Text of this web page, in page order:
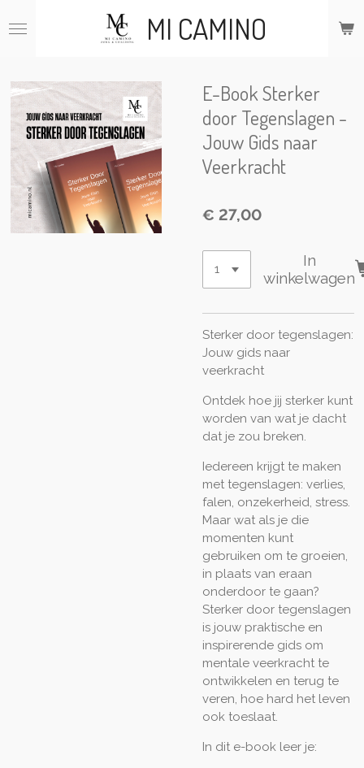
direct
hoofdinhoud
MI CAMINO
E-Book Sterker
door Tegenslagen -
Jouw Gids naar
Veerkracht
€ 27,00
In
winkelwagen
Sterker door tegenslagen:
Jouw gids naar
veerkracht
Ontdek hoe jij sterker kunt
worden van wat je dacht
dat je zou breken.
Iedereen krijgt te maken
met tegenslagen: verlies,
falen, onzekerheid, stress.
Maar wat als je die
momenten kunt
gebruiken om te groeien,
in plaats van eraan
onderdoor te gaan?
Sterker door tegenslagen
is jouw praktische en
inspirerende gids om
mentale veerkracht te
ontwikkelen en terug te
veren, hoe hard het leven
ook toeslaat.
In dit e-book leer je: